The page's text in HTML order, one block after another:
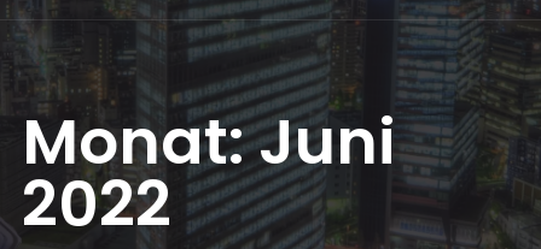
Monat:Juni
2022